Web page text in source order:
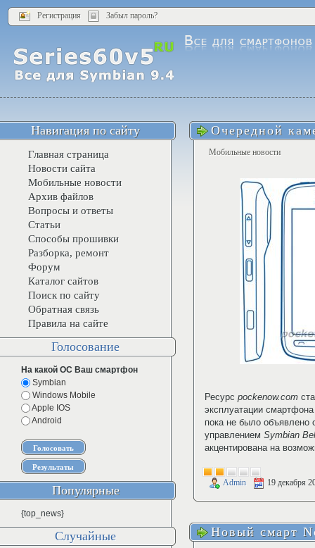
Регистрация Забыл пароль?
Очередной
Мобильные новости
Ресурс pockenow.com
эксплуатации смартфона
пока не было
управлением Symbian
акцентирована на
Admin 19 декабря
Новый смарт
Навигация по сайту
Главная страница
Новости сайта
Мобильные новости
Архив файлов
Вопросы и ответы
Статьи
Способы прошивки
Разборка, ремонт
Форум
Каталог сайтов
Поиск по сайту
Обратная связь
Правила на сайте
Голосование
На какой ОС Ваш смартфон
Symbian
Windows Mobile
Apple IOS
Android
Популярные
{top_news}
Случайные